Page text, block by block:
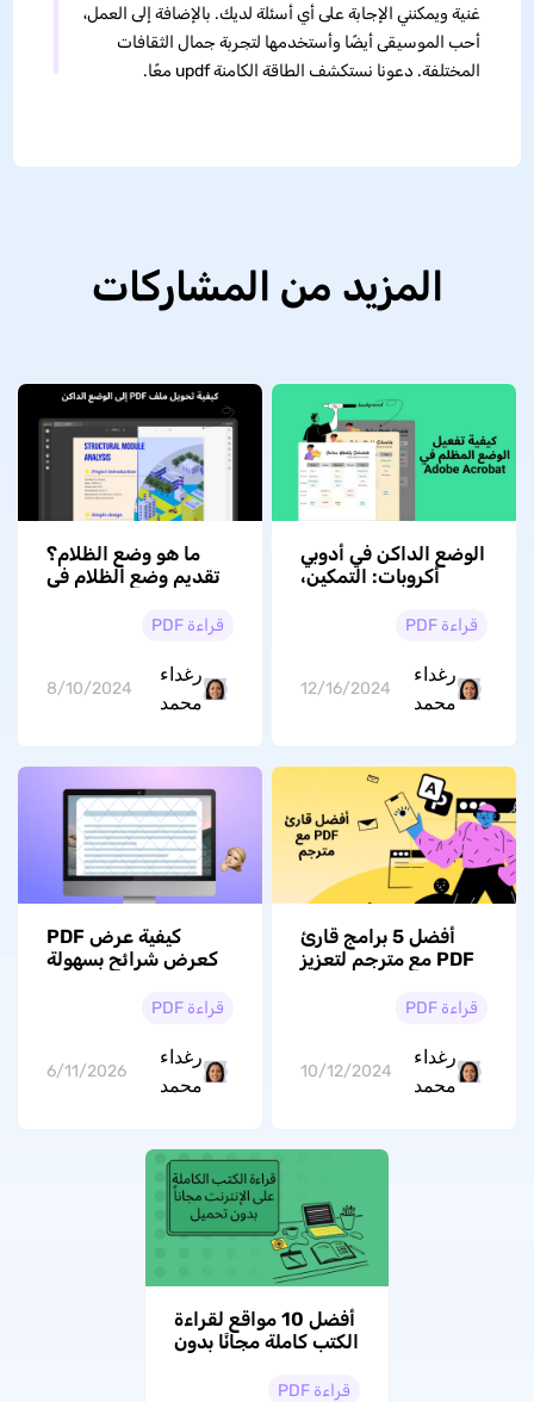
غنية ويمكنني الإجابة على أي أسئلة لديك. بالإضافة إلى العمل،
أحب الموسيقى أيضًا وأستخدمها لتجربة جمال الثقافات
المختلفة. دعونا نستكشف الطاقة الكامنة updf معًا.
المزيد من المشاركات
الوضع الداكن في أدوبي
أكروبات: التمكين،
قراءة PDF
رغداء
محمد
12/16/2024
ما هو وضع الظلام؟
تقديم وضع الظلام في
قراءة PDF
رغداء
محمد
8/10/2024
أفضل 5 برامج قارئ
PDF مع مترجم لتعزيز
قراءة PDF
رغداء
محمد
10/12/2024
كيفية عرض PDF
كعرض شرائح بسهولة
قراءة PDF
رغداء
محمد
6/11/2026
أفضل 10 مواقع لقراءة
الكتب كاملة مجانًا بدون
قراءة PDF